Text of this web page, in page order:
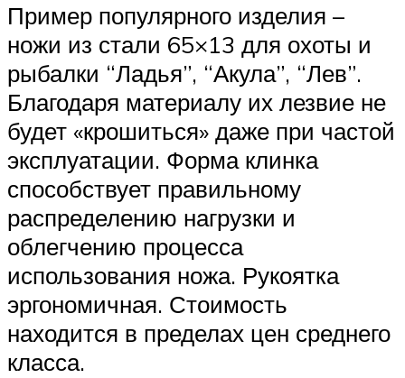
Пример популярного изделия –
ножи из стали 65×13 для охоты и
рыбалки “Ладья”, “Акула”, “Лев”.
Благодаря материалу их лезвие не
будет «крошиться» даже при частой
эксплуатации. Форма клинка
способствует правильному
распределению нагрузки и
облегчению процесса
использования ножа. Рукоятка
эргономичная. Стоимость
находится в пределах цен среднего
класса.